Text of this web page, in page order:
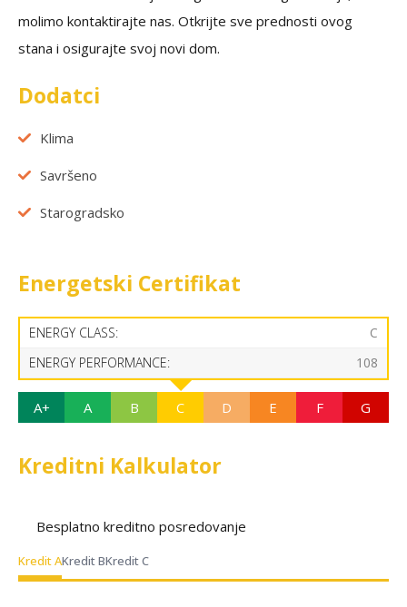
molimo kontaktirajte nas. Otkrijte sve prednosti ovog
stana i osigurajte svoj novi dom.
Dodatci
Klima
Savršeno
Starogradsko
Energetski Certifikat
ENERGY CLASS:
C
ENERGY PERFORMANCE:
108
A+ A B C D E F G
Kreditni Kalkulator
Besplatno kreditno posredovanje
Kredit AKredit BKredit C